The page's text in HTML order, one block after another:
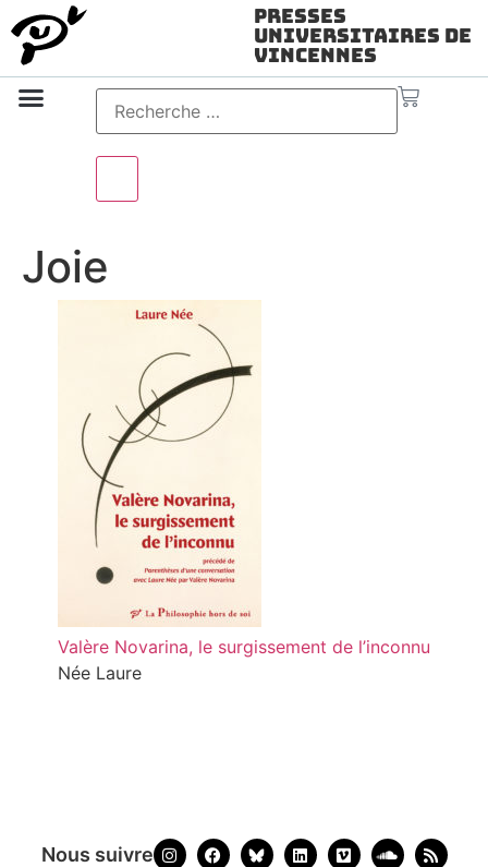
Presses
Universitaires de
Vincennes
Joie
Valère Novarina, le surgissement de l’inconnu
Née Laure
Nous suivre